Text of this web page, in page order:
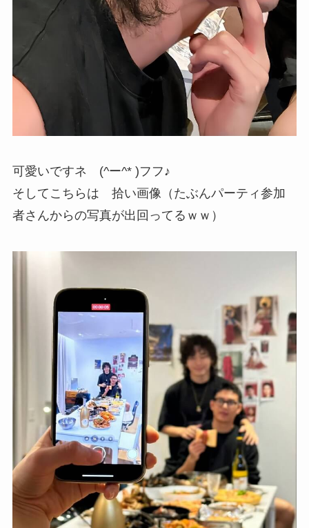
可愛いですネ (^ー^* )フフ♪
そしてこちらは 拾い画像（たぶんパーティ参加
者さんからの写真が出回ってるｗｗ）